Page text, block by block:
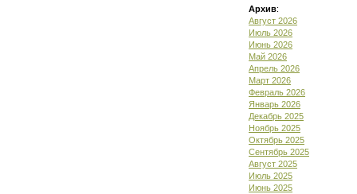
Архив:
Август 2026
Июль 2026
Июнь 2026
Май 2026
Апрель 2026
Март 2026
Февраль 2026
Январь 2026
Декабрь 2025
Ноябрь 2025
Октябрь 2025
Сентябрь 2025
Август 2025
Июль 2025
Июнь 2025